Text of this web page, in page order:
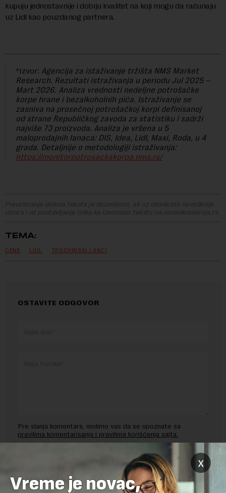
kupuju jednostavnije i dobiju kvalitet na koji mogu da računaju
uz Lidl kao pouzdanog partnera.
*Izvor: Agencija za istaživanje tržišta NMS Market
Research. Rezultati istraživanja u periodu Jul 2025 –
Mart 2026. Analiza vrednosti nedeljne potrošačke
korpe hrane i bezalkoholnih pića. Istraživanje se
zasniva na prosečnoj potrošačkoj korpi definisanoj
od strane Republičkog zavoda za statistiku i sadrži
najviše 73 proizvoda. Analiza je vršena u 5
maloprodajnih lanaca: DIS, Idea, Lidl, Maxi, Roda, u 4
grada. Detaljnije o metodologiji istraživanja:
https://monitorpotrosackakorpa.nms.rs/
Preuzimanje delova teksta je dozvoljeno, ali uz obavezno navođenje
izvora i uz postavljanje linka ka izvornom tekstu na novaekonomija.rs
TEMA:
CENE LIDL TRGOVINSKI LANCI
OSTAVITE ODGOVOR
Pre slanja komentara, molimo vas da se upoznate sa
pravilima komentarisanja i pravilima korišćenja sajta.
Sajt je zaštićen pomocu reCaptcha i Google.Google Politika
Google Uslovi Korišćenjasu primenjeni. x
Vreme je novac,